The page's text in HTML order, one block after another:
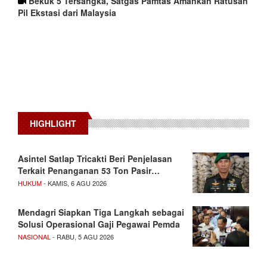
Pil Ekstasi dari Malaysia
HIGHLIGHT
Asintel Satlap Tricakti Beri Penjelasan
Terkait Penanganan 53 Ton Pasir…
HUKUM- KAMIS, 6 AGU 2026
Mendagri Siapkan Tiga Langkah sebagai
Solusi Operasional Gaji Pegawai Pemda
NASIONAL - RABU, 5 AGU 2026